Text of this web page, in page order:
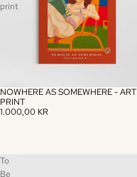
print
NOWHERE AS SOMEWHERE - ART
PRINT
1.000,00 KR
To
Be